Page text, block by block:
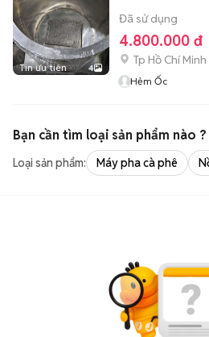
Tin ưu tiên 4
Đã sử dụng
4.800.000 đ
Tp Hồ Chí Minh
Hẻm Ốc
Bạn cần tìm loại sản phẩm nào ?
Loại sản phẩm: Máy pha cà phê